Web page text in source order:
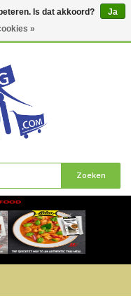
Zoeken
Is dat akkoord?
Ja
»